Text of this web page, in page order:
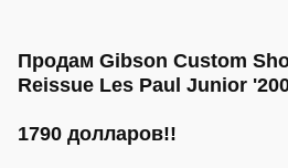
Продам Gibson Custom
Reissue Les Paul Junior
1790 долларов!!